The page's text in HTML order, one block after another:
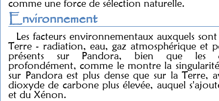
comme une force de sélection naturelle.
Environnement
Les facteurs environnementaux auxquels
Terre - radiation, eau, gaz atmosphérique et
présents sur Pandora, bien que les
profondément, comme le montre la
sur Pandora est plus dense que sur la Terre,
dioxyde de carbone plus élevée, auquel
et du Xénon.